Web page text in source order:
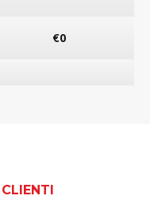
€0